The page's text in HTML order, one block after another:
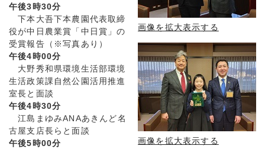
画像を拡大表示する
画像を拡大表示する
午後3時30分
下本大吾下本農園代表取締
役が中日農業賞「中日賞」の
受賞報告（※写真あり）
午後4時00分
大野秀和県環境生活部環境
生活政策課自然公園活用推進
室長と面談
午後4時30分
江島まゆみANAあきんど名
古屋支店長らと面談
午後5時00分